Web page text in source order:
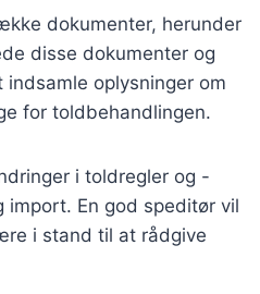
dokumenter, herunder
disse dokumenter og
oplysninger om
for toldbehandlingen.
i toldregler og -
En god speditør vil
i stand til at rådgive